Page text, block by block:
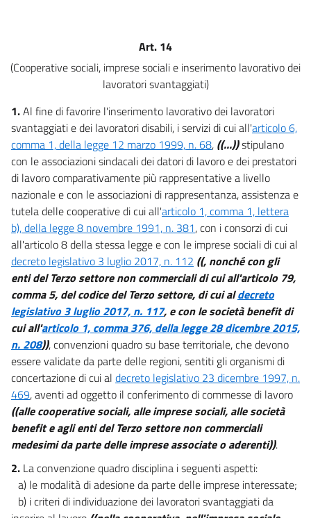
Capo III
Borsa continua nazionale del lavoro e monitoraggio statistico
17
Capo IV
Regime sanzionatorio
18
19
Titolo III
SOMMINISTRAZIONE DI LAVORO APPALTO DI SERVIZI,
DISTACCO
Capo I
Somministrazione di lavoro
20
21
22
23
24
25
26
27
28
Capo II
Appalto e distacco
Art. 14
(Cooperative sociali, imprese sociali e inserimento lavorativo dei
lavoratori svantaggiati)
1.Al fine di favorire l'inserimento lavorativo dei lavoratori
svantaggiati e dei lavoratori disabili, i servizi di cui all'articolo 6,
comma 1, della legge 12 marzo 1999, n. 68, ((...))stipulano
con le associazioni sindacali dei datori di lavoro e dei prestatori
di lavoro comparativamente più rappresentative a livello
nazionale e con le associazioni di rappresentanza, assistenza e
tutela delle cooperative di cui all'articolo 1, comma 1, lettera
b), della legge 8 novembre 1991, n. 381, con i consorzi di cui
all'articolo 8 della stessa legge e con le imprese sociali di cui al
decreto legislativo 3 luglio 2017, n. 112 ((, nonché con gli
enti del Terzo settore non commerciali di cui all'articolo 79,
comma 5, del codice del Terzo settore, di cui aldecreto
legislativo 3 luglio 2017, n. 117, e con le società benefit di
cui all'articolo 1, comma 376, della legge 28 dicembre 2015,
n. 208)), convenzioni quadro su base territoriale, che devono
essere validate da parte delle regioni, sentiti gli organismi di
concertazione di cui al decreto legislativo 23 dicembre 1997, n.
469, aventi ad oggetto il conferimento di commesse di lavoro
((alle cooperative sociali, alle imprese sociali, alle società
benefit e agli enti del Terzo settore non commerciali
medesimi da parte delle imprese associate o aderenti)).
2. La convenzione quadro disciplina i seguenti aspetti:
a) le modalità di adesione da parte delle imprese interessate;
b) i criteri di individuazione dei lavoratori svantaggiati da